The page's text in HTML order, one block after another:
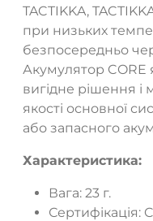
TACTIKKA,
при низьких
безпосередньо
Акумулятор CORE
вигідне рішення
якості основної
або запасного
Характеристика:
Вага: 23 г.
Сертифікація: